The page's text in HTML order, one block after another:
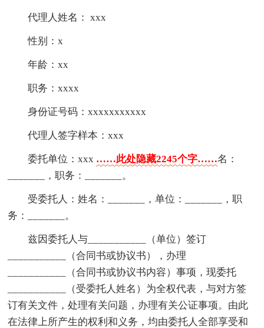
代理人姓名： xxx
性别：x
年龄：xx
职务：xxxx
身份证号码：xxxxxxxxxxx
代理人签字样本：xxx
委托单位：xxx ……此处隐藏2245个字……名：
_______，职务：_______。
受委托人：姓名：_______，单位：_______，职
务：_______。
兹因委托人与___________（单位）签订
___________（合同书或协议书），办理
___________（合同书或协议书内容）事项，现委托
___________（受委托人姓名）为全权代表，与对方签
订有关文件，处理有关问题，办理有关公证事项。由此
在法律上所产生的权利和义务，均由委托人全部享受和